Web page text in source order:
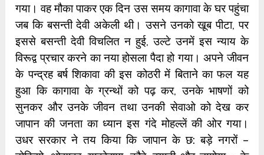
गया। वह मौका पाकर एक दिन उस समय कागावा के घर पहुंचा
जब कि बसन्ती देवी अकेली थी। उसने उनको खूब पीटा, पर
इससे बसन्ती देवी विचलित न हुई, उल्टे उनमें इस न्याय के
विरूद्व प्रचार करने का नया होसला पैदा हो गया। अपने जीवन
के पन्द्रह बर्ष शिकावा की इस कोठरी में बिताने का फल यह
हुआ कि कागावा के ग्रन्थों को पढ़ कर, उनके भाषणों को
सुनकर और उनके जीवन तथा उनकी सेवाओ को देख कर
जापान की जनता का ध्यान इस गंदे मोहल्लें की ओर गया।
उधर सरकार ने तय किया कि जापान के छ: बड़े नगरों –